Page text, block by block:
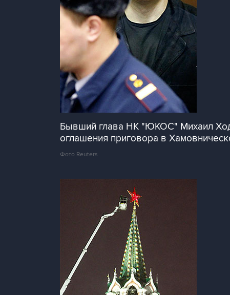
Бывший глава НК "ЮКОС" Михаил
оглашения приговора в
Фото Reuters